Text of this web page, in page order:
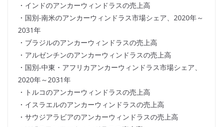
・インドのアンカーウィンドラスの売上高
・国別-南米のアンカーウィンドラス市場シェア、2020年～
2031年
・ブラジルのアンカーウィンドラスの売上高
・アルゼンチンのアンカーウィンドラスの売上高
・国別-中東・アフリカアンカーウィンドラス市場シェア、
2020年～2031年
・トルコのアンカーウィンドラスの売上高
・イスラエルのアンカーウィンドラスの売上高
・サウジアラビアのアンカーウィンドラスの売上高